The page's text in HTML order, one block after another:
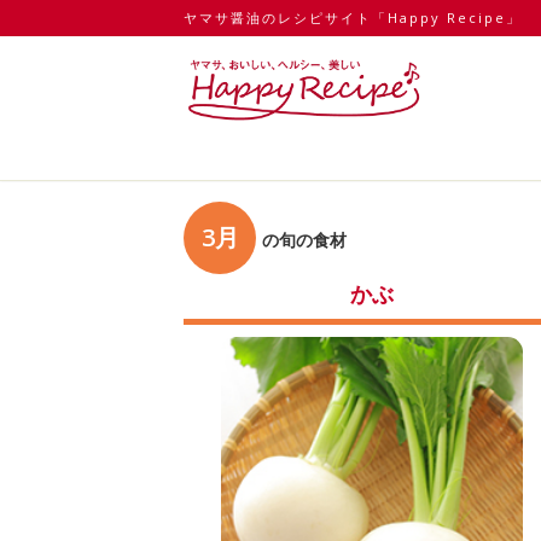
ヤマサ醤油のレシピサイト「Happy Recipe」
3月 の旬の食材
かぶ